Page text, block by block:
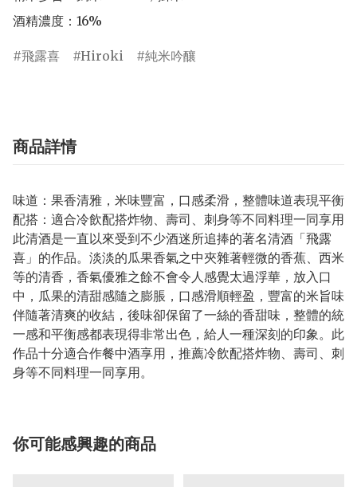
酒精濃度：16%
飛露喜 Hiroki 純米吟釀
商品詳情
味道：果香清雅，米味豐富，口感柔滑，整體味道表現平衡
配搭：適合冷飲配搭炸物、壽司、刺身等不同料理一同享用
此清酒是一直以來受到不少酒迷所追捧的著名清酒「飛露
喜」的作品。淡淡的瓜果香氣之中夾雜著輕微的香蕉、西米
等的清香，香氣優雅之餘不會令人感覺太過浮華，放入口
中，瓜果的清甜感隨之膨脹，口感滑順輕盈，豐富的米旨味
伴隨著清爽的收結，後味卻保留了一絲的香甜味，整體的統
一感和平衡感都表現得非常出色，給人一種深刻的印象。此
作品十分適合作餐中酒享用，推薦冷飲配搭炸物、壽司、刺
身等不同料理一同享用。
你可能感興趣的商品